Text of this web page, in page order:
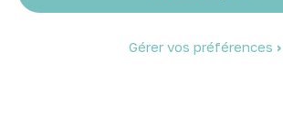
Gérer vos préférences
© 2026 Atelier Piscine - Tous droits